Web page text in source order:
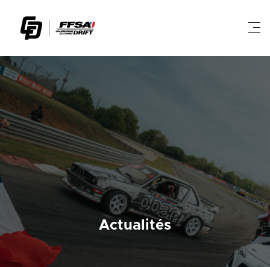
Actualités